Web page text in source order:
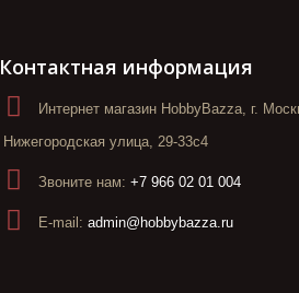
Контактная информация
Интернет магазин HobbyBazza, г.
Нижегородская улица, 29-33с4
Звоните нам: +7 966 02 01 004
E-mail: admin@hobbybazza.ru